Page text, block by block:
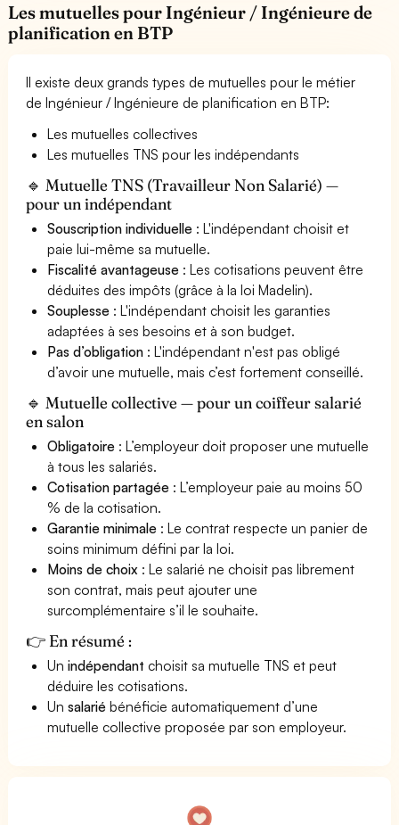
Les mutuelles pour Ingénieur / Ingénieure de
planification en BTP
Il existe deux grands types de mutuelles pour le métier
de Ingénieur / Ingénieure de planification en BTP:
Les mutuelles collectives
Les mutuelles TNS pour les indépendants
🔹 Mutuelle TNS (Travailleur Non Salarié) —
pour un indépendant
Souscription individuelle : L'indépendant choisit et
paie lui-même sa mutuelle.
Fiscalité avantageuse : Les cotisations peuvent être
déduites des impôts (grâce à la loi Madelin).
Souplesse : L'indépendant choisit les garanties
adaptées à ses besoins et à son budget.
Pas d’obligation : L'indépendant n'est pas obligé
d’avoir une mutuelle, mais c’est fortement conseillé.
🔹 Mutuelle collective — pour un coiffeur salarié
en salon
Obligatoire : L’employeur doit proposer une mutuelle
à tous les salariés.
Cotisation partagée : L’employeur paie au moins 50
% de la cotisation.
Garantie minimale : Le contrat respecte un panier de
soins minimum défini par la loi.
Moins de choix : Le salarié ne choisit pas librement
son contrat, mais peut ajouter une
surcomplémentaire s’il le souhaite.
👉 En résumé :
Unindépendant choisit sa mutuelle TNS et peut
déduire les cotisations.
Unsalarié bénéficie automatiquement d’une
mutuelle collective proposée par son employeur.